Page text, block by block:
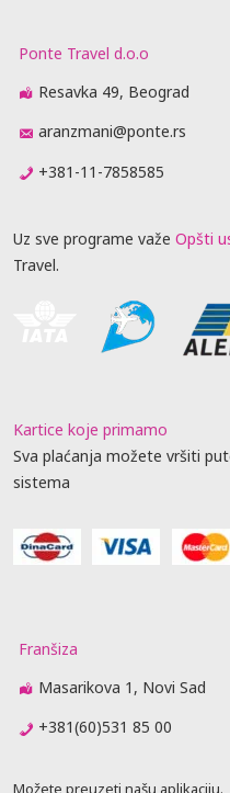
Ponte Travel d.o.o
Resavka 49, Beograd
aranzmani@ponte.rs
+381-11-7858585
Uz sve programe važe Opšti
Travel.
Kartice koje primamo
Sva plaćanja možete vršiti
sistema
Franšiza
Masarikova 1, Novi Sad
+381(60)531 85 00
Možete preuzeti našu aplikaciju.